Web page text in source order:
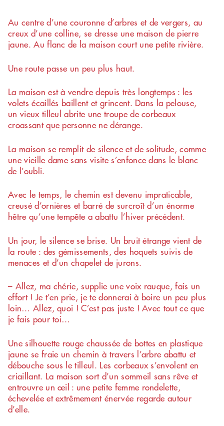
Au centre d’une couronne d’arbres et de vergers, au
creux d’une colline, se dresse une maison de pierre
jaune. Au flanc de la maison court une petite rivière.
Une route passe un peu plus haut.
La maison est à vendre depuis très longtemps : les
volets écaillés baillent et grincent. Dans la pelouse,
un vieux tilleul abrite une troupe de corbeaux
croassant que personne ne dérange.
La maison se remplit de silence et de solitude, comme
une vieille dame sans visite s’enfonce dans le blanc
de l’oubli.
Avec le temps, le chemin est devenu impraticable,
creusé d’ornières et barré de surcroît d’un énorme
hêtre qu’une tempête a abattu l’hiver précédent.
Un jour, le silence se brise. Un bruit étrange vient de
la route : des gémissements, des hoquets suivis de
menaces et d’un chapelet de jurons.
– Allez, ma chérie, supplie une voix rauque, fais un
effort ! Je t’en prie, je te donnerai à boire un peu plus
loin… Allez, quoi ! C’est pas juste ! Avec tout ce que
je fais pour toi…
Une silhouette rouge chaussée de bottes en plastique
jaune se fraie un chemin à travers l’arbre abattu et
débouche sous le tilleul. Les corbeaux s’envolent en
criaillant. La maison sort d’un sommeil sans rêve et
entrouvre un œil : une petite femme rondelette,
échevelée et extrêmement énervée regarde autour
d’elle.